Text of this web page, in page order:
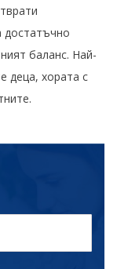
достатъчно
баланс. Най-
деца, хората с